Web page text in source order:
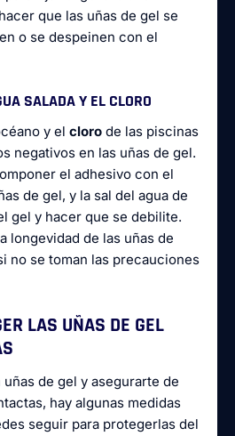
que las uñas de gel se
o se despeinen con el
SALADA Y EL CLORO
y el cloro de las piscinas
negativos en las uñas de gel.
el adhesivo con el
de gel, y la sal del agua de
gel y hacer que se debilite.
longevidad de las uñas de
no se toman las precauciones
LAS UÑAS DE GEL
de gel y asegurarte de
hay algunas medidas
seguir para protegerlas del